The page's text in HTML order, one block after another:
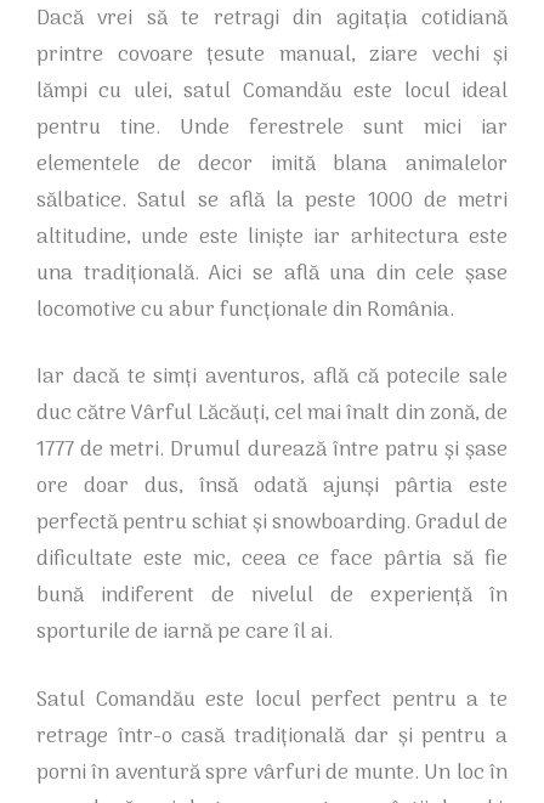
Dacă vrei să te retragi din agitația cotidiană
printre covoare țesute manual, ziare vechi și
lămpi cu ulei, satul Comandău este locul ideal
pentru tine. Unde ferestrele sunt mici iar
elementele de decor imită blana animalelor
sălbatice. Satul se află la peste 1000 de metri
altitudine, unde este liniște iar arhitectura este
una tradițională. Aici se află una din cele șase
locomotive cu abur funcționale din România.
Iar dacă te simți aventuros, află că potecile sale
duc către Vârful Lăcăuți, cel mai înalt din zonă, de
1777 de metri. Drumul durează între patru și șase
ore doar dus, însă odată ajunși pârtia este
perfectă pentru schiat și snowboarding. Gradul de
dificultate este mic, ceea ce face pârtia să fie
bună indiferent de nivelul de experiență în
sporturile de iarnă pe care îl ai.
Satul Comandău este locul perfect pentru a te
retrage într-o casă tradițională dar și pentru a
porni în aventură spre vârfuri de munte. Un loc în